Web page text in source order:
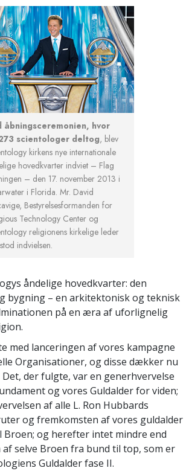
åbningsceremonien, hvor
scientologer deltog, blev
kirkens nye internationale
hovedkvarter indviet – Flag
– den 17. november 2013 i
i Florida. Mr. David
Bestyrelsesformanden for
Technology Center og
religionens kirkelige leder
indvielsen.
åndelige hovedkvarter: den
bygning – en arkitektonisk og teknisk
på en æra af uforlignelig
med lanceringen af vores kampagne
Organisationer, og disse dækker nu
der fulgte, var en generhvervelse
og vores Guldalder for viden;
af alle L. Ron Hubbards
og fremkomsten af vores guldalder
Broen; og herefter intet mindre end
selve Broen fra bund til top, som er
Guldalder fase II.